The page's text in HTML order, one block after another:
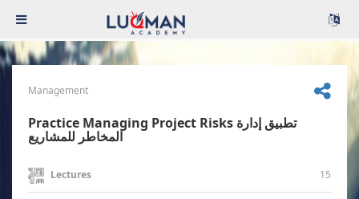
Management
Practice Managing Project Risks تطبيق إدارة
المخاطر للمشاريع
Lectures 15